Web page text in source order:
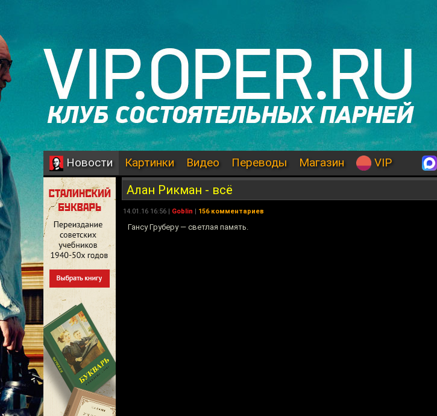
Новости Картинки Видео Переводы Магазин VIP
Алан Рикман - всё
14.01.16 16:56 | Goblin | 156 комментариев
Гансу Груберу — светлая память.